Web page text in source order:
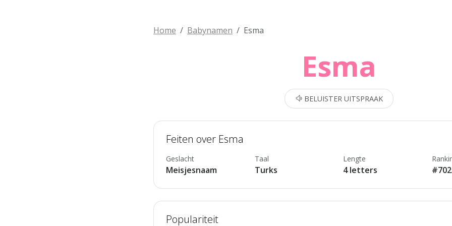
Home Babynamen Esma
Esma
BELUISTER UITSPRAAK
Feiten over Esma
Geslacht
Meisjesnaam
Taal
Turks
Lengte
4 letters
Populariteit